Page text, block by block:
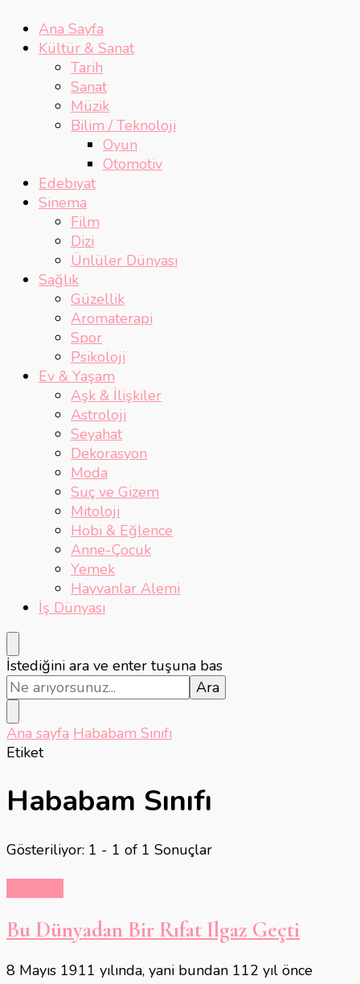
Ana Sayfa
Kültür & Sanat
Tarih
Sanat
Müzik
Bilim / Teknoloji
Oyun
Otomotiv
Edebiyat
Sinema
Film
Dizi
Ünlüler Dünyası
Sağlık
Güzellik
Aromaterapi
Spor
Psikoloji
Ev & Yaşam
Aşk & İlişkiler
Astroloji
Seyahat
Dekorasyon
Moda
Suç ve Gizem
Mitoloji
Hobi & Eğlence
Anne-Çocuk
Yemek
Hayvanlar Alemi
İş Dünyası
Bir
şey
mi
arıyorsunuz?
İstediğini ara ve enter tuşuna bas
Ana sayfa Hababam Sınıfı
Etiket
Hababam Sınıfı
Gösteriliyor: 1 - 1 of 1 Sonuçlar
Bu Dünyadan Bir Rıfat Ilgaz Geçti
8 Mayıs 1911 yılında, yani bundan 112 yıl önce